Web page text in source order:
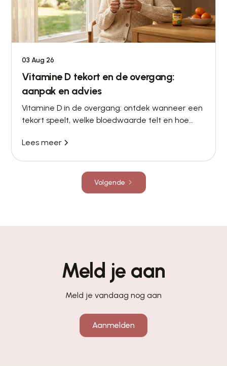
03 Aug 26
Vitamine D tekort en de overgang:
aanpak en advies
Vitamine D in de overgang: ontdek wanneer een
tekort speelt, welke bloedwaarde telt en hoe
jouw uitslag afstemt.
Lees meer
Volgende
Meld je aan
Meld je vandaag nog aan
Aanmelden